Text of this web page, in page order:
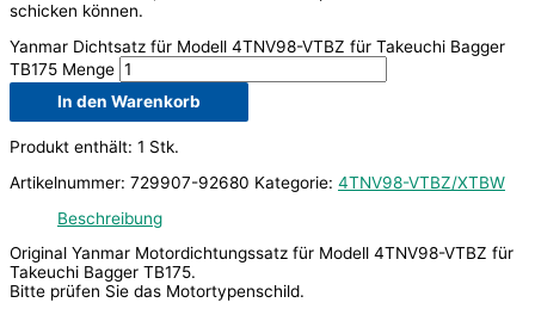
schicken können.
Yanmar Dichtsatz für Modell 4TNV98-VTBZ für Takeuchi Bagger
TB175 Menge
In den Warenkorb
Produkt enthält: 1 Stk.
Artikelnummer: 729907-92680 Kategorie: 4TNV98-VTBZ/XTBW
Beschreibung
Original Yanmar Motordichtungssatz für Modell 4TNV98-VTBZ für
Takeuchi Bagger TB175.
Bitte prüfen Sie das Motortypenschild.